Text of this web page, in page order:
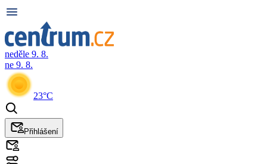
neděle 9. 8.
ne 9. 8.
23°C
Přihlášení